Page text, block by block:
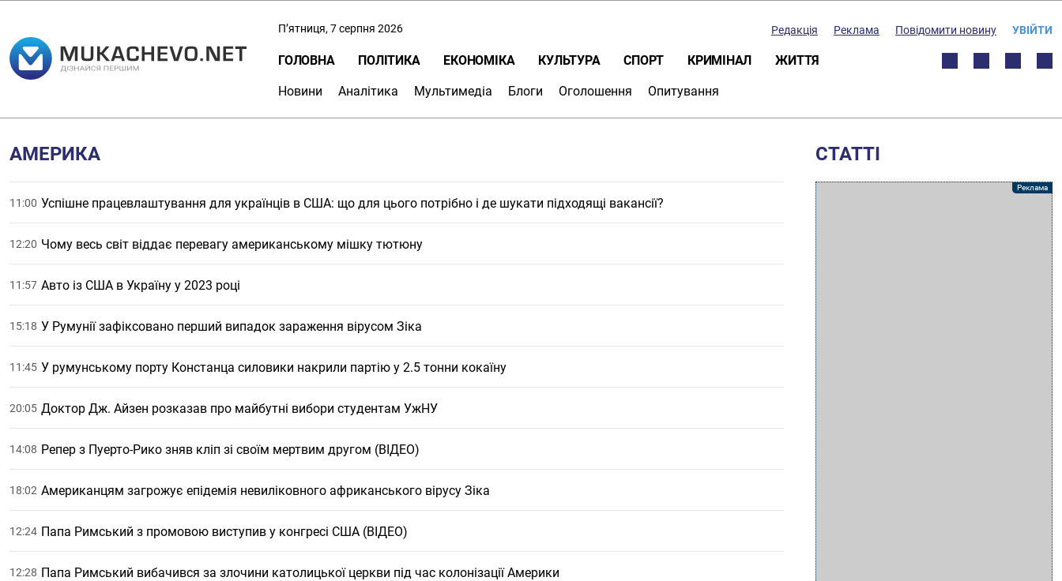
П’ятниця, 7 серпня 2026 Редакція Реклама Повідомити новину УВІЙТИ
ГОЛОВНА ПОЛІТИКА ЕКОНОМІКА КУЛЬТУРА СПОРТ КРИМІНАЛ ЖИТТЯ
Новини Аналітика Мультимедіа Блоги Оголошення Опитування
АМЕРИКА
11:00 Успішне працевлаштування для українців в США: що для цього потрібно і де шукати підходящі вакансії?
12:20 Чому весь світ віддає перевагу американському мішку тютюну
11:57 Авто із США в Україну у 2023 році
15:18 У Румунії зафіксовано перший випадок зараження вірусом Зіка
11:45 У румунському порту Констанца силовики накрили партію у 2.5 тонни кокаїну
20:05 Доктор Дж. Айзен розказав про майбутні вибори студентам УжНУ
14:08 Репер з Пуерто-Рико зняв кліп зі своїм мертвим другом (ВІДЕО)
18:02 Американцям загрожує епідемія невиліковного африканського вірусу Зіка
12:24 Папа Римський з промовою виступив у конгресі США (ВІДЕО)
12:28 Папа Римський вибачився за злочини католицької церкви під час колонізації Америки
СТАТТІ